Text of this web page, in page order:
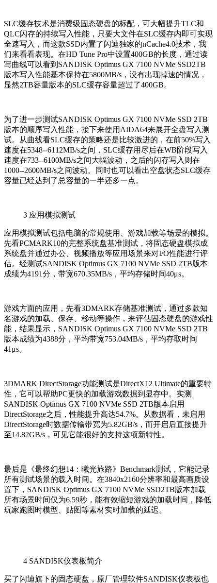
SLC缓存技术是消费级固态硬盘的标配，可大幅提升TLC和
QLC闪存的持续写入性能，只要大文件在SLC缓存内即可实现
全速写入，而这款SSD内置了闪迪独家的nCache4.0技术，我
们来看看表现。在HD Tune Pro中设置400GB的长度，通过读
写曲线可以看到SANDISK Optimus GX 7100 NVMe SSD2TB
版本写入性能基本保持在5800MB/s，没有出现掉速的情况，
显然2TB容量版本的SLC缓存容量超过了400GB。
为了进一步测试SANDISK Optimus GX 7100 NVMe SSD 2TB
版本的顺序写入性能，接下来使用AIDA64来展开全盘写入测
试。从曲线看SLC缓存的策略还是比较激进的，在前50%写入
速度在5348--6112MB/s之间，SLC缓存用尽后在WB阶段写入
速度在733--6100MB/s之间大幅波动，之后的闪存写入则在
1000--2600MB/s之间波动。同时也可以看出空盘状态SLC缓存
容量已经达到了总容量的一半还多一点。
3 应用模拟测试
应用模拟测试包括电脑的常规使用、游戏加载等场景的模拟。
先看PCMARK10的完整系统盘基准测试，将固态硬盘模拟成
系统盘并通过办公、视频播放等应用场景来对I/O性能进行评
估。经测试SANDISK Optimus GX 7100 NVMe SSD 2TB版本
成绩为4191分，带宽670.35MB/s，平均存储时间40μs。
游戏方面的应用，先看3DMARK存储基准测试，通过多款知
名游戏的加载、保存、移动等操作，来评估固态硬盘的游戏性
能，结果显示，SANDISK Optimus GX 7100 NVMe SSD 2TB
版本成绩为4388分，平均带宽753.04MB/s，平均存取时间
41μs。
3DMARK DirectStorage功能测试是DirectX12 Ultimate的重要特
性，它可以帮助PC更快的加载游戏数据到显存中。实测
SANDISK Optimus GX 7100 NVMe SSD 2TB版本启用
DirectStorage之后，性能提升高达54.7%。从数据看，未启用
DirectStorage时数据传输带宽为5.82GB/s，而开启后直接提升
至14.82GB/s，可见它能很好的支持这项新特性。
最后是《最终幻想14：曦光旅路》Benchmark测试，它能记录
所有测试场景的载入时间。在3840x2160分辨率和最高画质设
置下，SANDISK Optimus GX 7100 NVMe SSD2TB版本加载
所有场景时间仅为6.59秒，能有效缩短游戏的加载时间，降低
玩家跑图时模型、贴图等素材实时加载的延迟。
4 SANDISK仪表板简介
买了闪迪旗下的固态硬盘，原厂管理软件SANDISK仪表板也